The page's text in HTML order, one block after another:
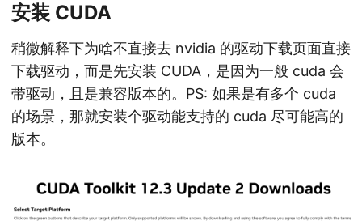
安装 CUDA
稍微解释下为啥不直接去 nvidia 的驱动下载页面直接
下载驱动，而是先安装 CUDA，是因为一般 cuda 会
带驱动，且是兼容版本的。PS: 如果是有多个 cuda
的场景，那就安装个驱动能支持的 cuda 尽可能高的
版本。